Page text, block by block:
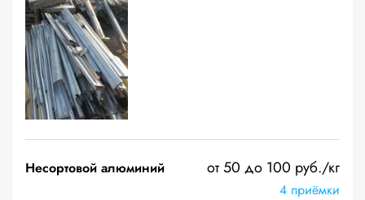
Несортовой алюминий от 50 до 100 руб./кг
4 приёмки